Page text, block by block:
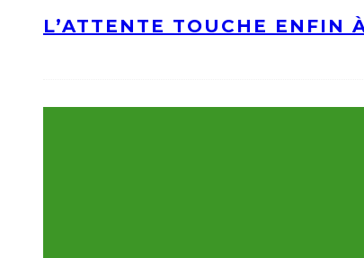
L’ATTENTE TOUCHE ENFIN